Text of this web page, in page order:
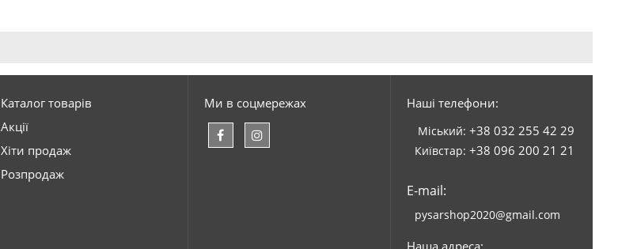
Каталог товарів
Акції
Хіти продаж
Розпродаж
Ми в соцмережах Наші телефони:
Міський: +38 032 255 42 29
Київстар: +38 096 200 21 21
E-mail:
pysarshop2020@gmail.com
Наша адреса: